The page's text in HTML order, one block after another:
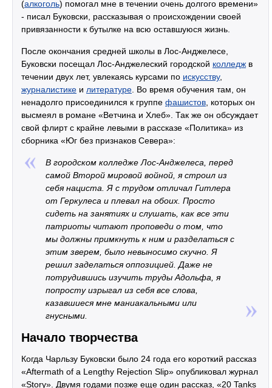
(алкоголь) помогал мне в течении очень долгого времени»
- писал Буковски, рассказывая о происхождении своей
привязанности к бутылке на всю оставшуюся жизнь.
После окончания средней школы в Лос-Анджелесе,
Буковски посещал Лос-Анджелеский городской колледж в
течении двух лет, увлекаясь курсами по искусству,
журналистике и литературе . Во время обучения там, он
ненадолго присоединился к группе фашистов , которых он
высмеял в романе «Ветчина и Хлеб». Так же он обсуждает
свой флирт с крайне левыми в рассказе «Политика» из
сборника «Юг без признаков Севера»:
В городском колледже Лос-Анджелеса, перед
самой Второй мировой войной, я строил из
себя нациста. Я с трудом отличал Гитлера
от Геркулеса и плевал на обоих. Просто
сидеть на занятиях и слушать, как все эти
патриоты читают проповеди о том, что
мы должны примкнуть к ним и разделаться с
этим зверем, было невыносимо скучно. Я
решил заделаться оппозицией. Даже не
потрудившись изучить труды Адольфа, я
попросту изрыгал из себя все слова,
казавшиеся мне маниакальными или
гнусными.
Начало творчества
Когда Чарльзу Буковски было 24 года его короткий рассказ
«Aftermath of a Lengthy Rejection Slip» опубликовал журнал
«Story». Двумя годами позже еще один рассказ, «20 Tanks